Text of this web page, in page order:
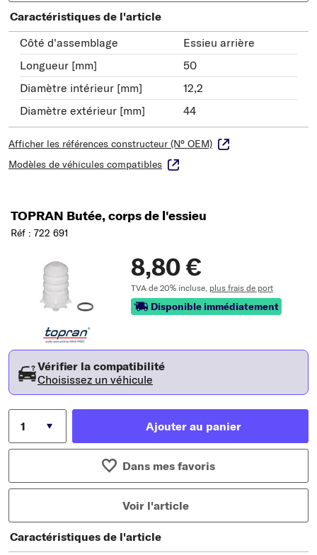
Caractéristiques de l'article
Côté d'assemblage
Essieu arrière
Longueur [mm]
50
Diamètre intérieur [mm]
12,2
Diamètre extérieur [mm]
44
Afficher les références constructeur (N° OEM)
Modèles de véhicules compatibles
TOPRAN Butée, corps de l'essieu
Réf : 722 691
8,80 €
TVA de 20% incluse, plus frais de port
Disponible immédiatement
Vérifier la compatibilité
Choisissez un véhicule
Ajouter au panier
Dans mes favoris
Voir l'article
Caractéristiques de l'article